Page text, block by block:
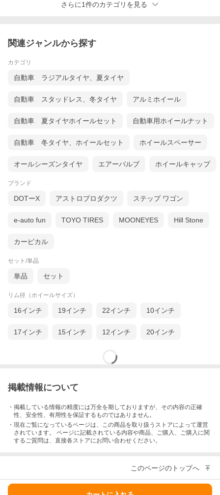
さらに1件のカテゴリを見る
関連ジャンルから探す
カテゴリ
自動車 ラジアルタイヤ、夏タイヤ
自動車 スタッドレス、冬タイヤ アルミホイール
自動車 夏タイヤホイールセット 自動車用ホイールナット
自動車 冬タイヤ、ホイールセット ホイールスペーサー
オールシーズンタイヤ エアーバルブ ホイールキャップ
ブランド
DOTーX アストロプロダクツ ステップ ワゴン
e-auto fun TOYO TIRES MOONEYES Hill Stone
カーピカル
セット/単品
単品 セット
リム径（ホイールサイズ）
16インチ 19インチ 22インチ 10インチ
17インチ 15インチ 12インチ 20インチ
掲載情報について
・掲載している情報の精度には万全を期しておりますが、その内容の正確
性、安全性、有用性を保証するものではありません。
・現在ご覧になっているページは、この商品を取り扱うストアによって運営
されています。 ページに記載されている内容や商品、ご購入 、ご購入に関
するご質問は、直接各ストアにお問い合わせください。
このページのトップへ